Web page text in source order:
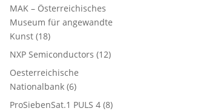
MAK – Österreichisches
Museum für angewandte
Kunst (18)
NXP Semiconductors (12)
Oesterreichische
Nationalbank (6)
ProSiebenSat.1 PULS 4 (8)